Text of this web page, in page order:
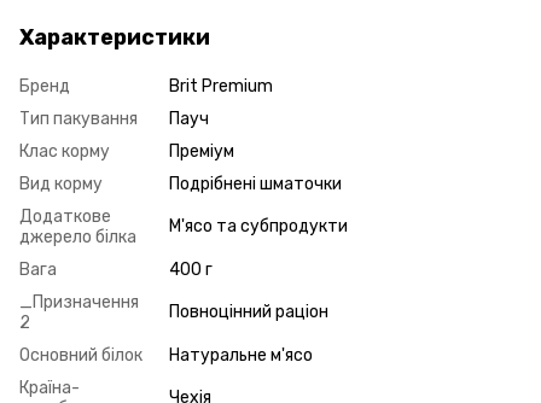
Характеристики
Бренд
Brit Premium
Тип пакування
Пауч
Клас корму
Преміум
Вид корму
Подрібнені шматочки
Додаткове
джерело білка
М'ясо та субпродукти
Вага
400 г
_Призначення
2
Повноцінний раціон
Основний білок
Натуральне м'ясо
Країна-
Чехія